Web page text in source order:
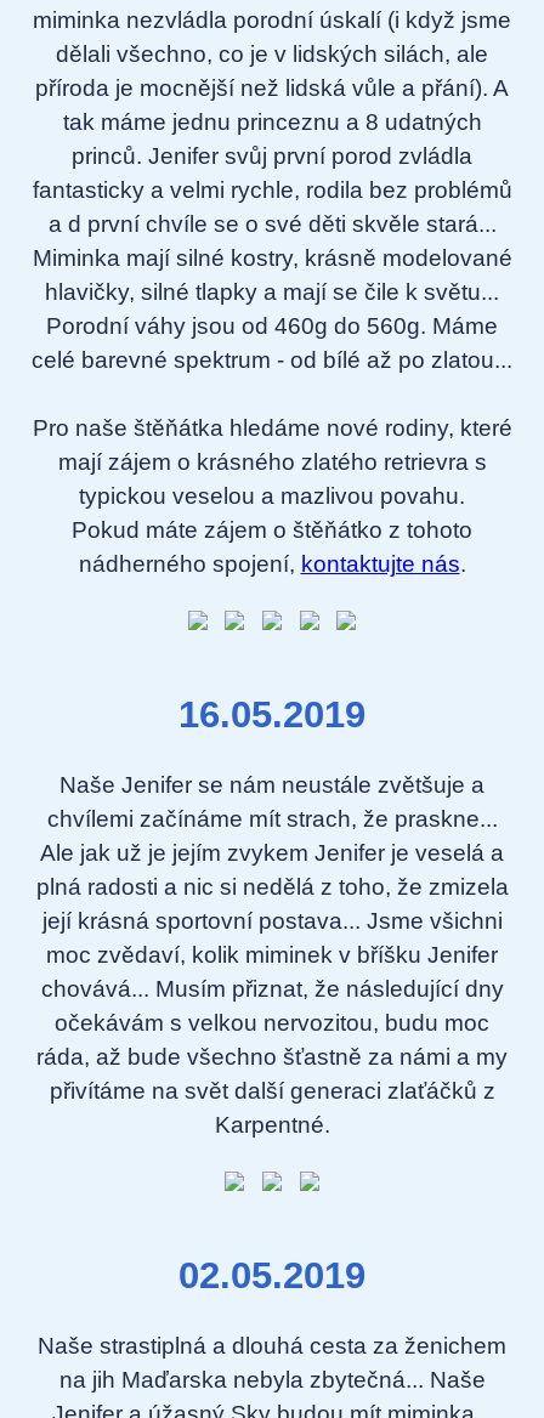
miminka nezvládla porodní úskalí (i když jsme
dělali všechno, co je v lidských silách, ale
příroda je mocnější než lidská vůle a přání). A
tak máme jednu princeznu a 8 udatných
princů. Jenifer svůj první porod zvládla
fantasticky a velmi rychle, rodila bez problémů
a d první chvíle se o své děti skvěle stará...
Miminka mají silné kostry, krásně modelované
hlavičky, silné tlapky a mají se čile k světu...
Porodní váhy jsou od 460g do 560g. Máme
celé barevné spektrum - od bílé až po zlatou...
Pro naše štěňátka hledáme nové rodiny, které
mají zájem o krásného zlatého retrievra s
typickou veselou a mazlivou povahu.
Pokud máte zájem o štěňátko z tohoto
nádherného spojení, kontaktujte nás.
16.05.2019
Naše Jenifer se nám neustále zvětšuje a
chvílemi začínáme mít strach, že praskne...
Ale jak už je jejím zvykem Jenifer je veselá a
plná radosti a nic si nedělá z toho, že zmizela
její krásná sportovní postava... Jsme všichni
moc zvědaví, kolik miminek v bříšku Jenifer
chovává... Musím přiznat, že následující dny
očekávám s velkou nervozitou, budu moc
ráda, až bude všechno šťastně za námi a my
přivítáme na svět další generaci zlaťáčků z
Karpentné.
02.05.2019
Naše strastiplná a dlouhá cesta za ženichem
na jih Maďarska nebyla zbytečná... Naše